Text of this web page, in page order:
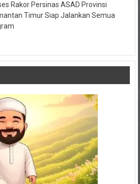
Timur Siap Jalankan Semua